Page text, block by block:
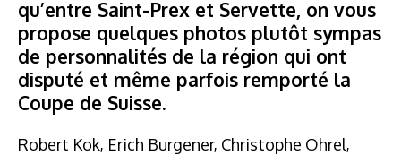
qu’entre Saint-Prex et Servette, on vous
propose quelques photos plutôt sympas
de personnalités de la région qui ont
disputé et même parfois remporté la
Coupe de Suisse.
Robert Kok, Erich Burgener, Christophe Ohrel,